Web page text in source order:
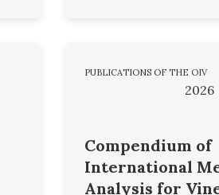
PUBLICATIONS OF THE OIV
2026
Compendium of
International
Analysis for